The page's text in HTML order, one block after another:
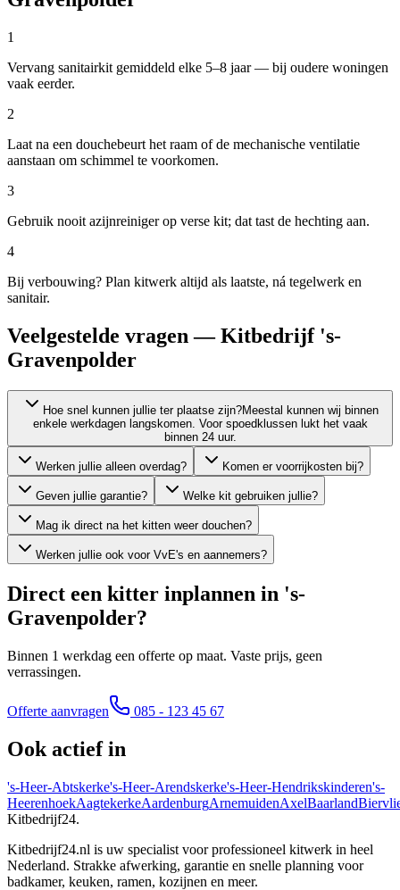
1
Vervang sanitairkit gemiddeld elke 5–8 jaar — bij oudere woningen
vaak eerder.
2
Laat na een douchebeurt het raam of de mechanische ventilatie
aanstaan om schimmel te voorkomen.
3
Gebruik nooit azijnreiniger op verse kit; dat tast de hechting aan.
4
Bij verbouwing? Plan kitwerk altijd als laatste, ná tegelwerk en
sanitair.
Veelgestelde vragen — Kitbedrijf 's-
Gravenpolder
Hoe snel kunnen jullie ter plaatse zijn?Meestal kunnen wij binnen
enkele werkdagen langskomen. Voor spoedklussen lukt het vaak
binnen 24 uur.
Werken jullie alleen overdag? Komen er voorrijkosten bij?
Geven jullie garantie? Welke kit gebruiken jullie?
Mag ik direct na het kitten weer douchen?
Werken jullie ook voor VvE's en aannemers?
Direct een kitter inplannen in 's-
Gravenpolder?
Binnen 1 werkdag een offerte op maat. Vaste prijs, geen
verrassingen.
Offerte aanvragen 085 - 123 45 67
Ook actief in
's-Heer-Abtskerke's-Heer-Arendskerke's-Heer-Hendrikskinderen's-
HeerenhoekAagtekerkeAardenburgArnemuidenAxelBaarland
Kitbedrijf24.
Kitbedrijf24.nl is uw specialist voor professioneel kitwerk in heel
Nederland. Strakke afwerking, garantie en snelle planning voor
badkamer, keuken, ramen, kozijnen en meer.